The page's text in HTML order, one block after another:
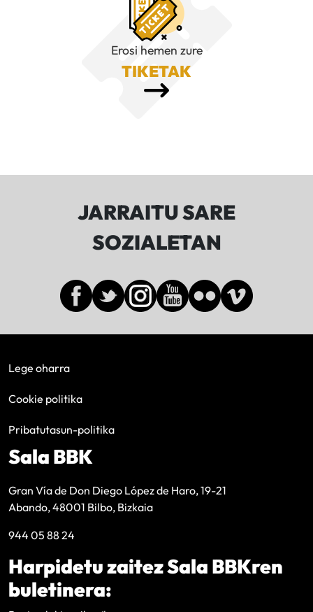
Erosi hemen zure
TIKETAK
JARRAITU SARE
SOZIALETAN
Lege oharra
Cookie politika
Pribatutasun-politika
Sala BBK
Gran Vía de Don Diego López de Haro, 19-21
Abando, 48001 Bilbo, Bizkaia
944 05 88 24
Harpidetu zaitez Sala BBKren
buletinera: